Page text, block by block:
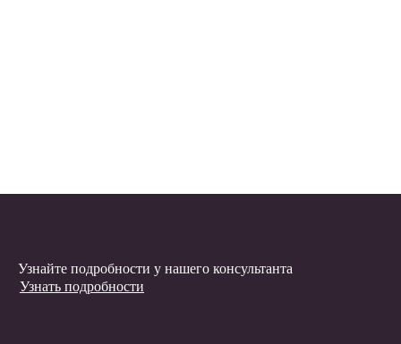
Узнайте подробности у нашего консультанта
Узнать подробности